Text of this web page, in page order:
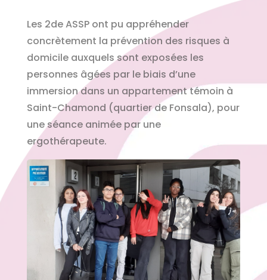
Les 2de ASSP ont pu appréhender
concrètement la prévention des risques à
domicile auxquels sont exposées les
personnes âgées par le biais d’une
immersion dans un appartement témoin à
Saint-Chamond (quartier de Fonsala), pour
une séance animée par une
ergothérapeute.